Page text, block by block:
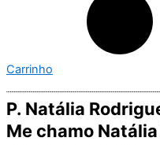
Carrinho
P. Natália
Me chamo